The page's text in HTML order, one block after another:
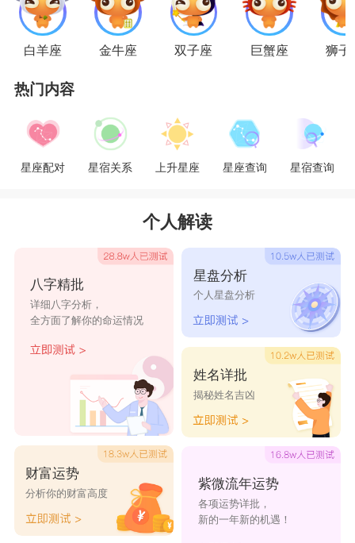
狮子基本都会以事业和朋友为重。他们日常充满热
情、朝气。对待朋友大方，从不斤斤计较。自信骄
也就造就了狮子座占有欲强烈的一个特点。恋爱前
的他们，觉得没有人能轻易的配得上自己。恋爱后
的他们：全世界只有我能配得上你。在狮子坠入爱
河后，他们就会把重心放在另一半身上，会向身边
管是甜蜜还是生气，狮子座都会自动转化为温柔属
性。在恋人面前，他会变得十分有担当，能独当一
面。作为另一半最温暖的依靠，狮子也是比较容易
吃醋的类型，吃醋的时候特别可爱。所以他们与恋
爱前的区别还是蛮大的。
我们都知道的是，处女座是个理性居于爱情之
上的星座。在爱情面前，他们也有自己的原则性，
而不是一味的陷入爱情，变成被动的那一方。他们
认为，恋爱只是其次，让自己变得更好才是更加重
要的事。所以没有遇到爱情之前的处女座，是一个
集理性、骄傲、完美于一身的星座。有一套属于自
白羊座 金牛座 双子座 巨蟹座 狮子
热门内容
星座配对 星宿关系 上升星座 星座查询 星宿查询
个人解读
八字精批
详细八字分析，
全方面了解你的命运情况
财富运势
分析你的财富高度
星盘分析
个人星盘分析
姓名详批
揭秘姓名吉凶
紫微流年运势
各项运势详批，
新的一年新的机遇！